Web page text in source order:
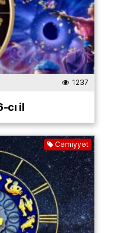
1237
cı il
Cəmiyyət